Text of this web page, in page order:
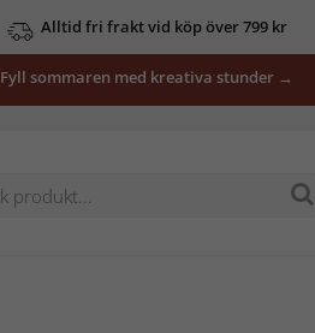
Alltid fri frakt vid köp över 799 kr
Fyll sommaren med kreativa stunder →